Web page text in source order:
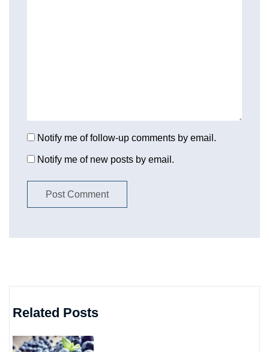
Notify me of follow-up comments by email.
Notify me of new posts by email.
Related Posts